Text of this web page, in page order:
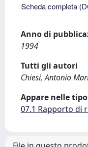
Scheda completa
Anno di
1994
Tutti gli autori
Chiesi, Antonio
Appare nelle
07.1 Rapporto di